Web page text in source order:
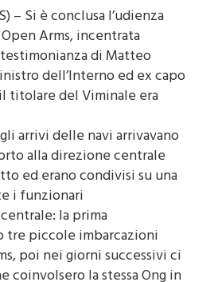
– Si è conclusa l’udienza
Arms, incentrata
di Matteo
dell’Interno ed ex capo
titolare del Viminale era
arrivi delle navi arrivavano
alla direzione centrale
ed erano condivisi su una
i funzionari
la prima
tre piccole imbarcazioni
poi nei giorni successivi ci